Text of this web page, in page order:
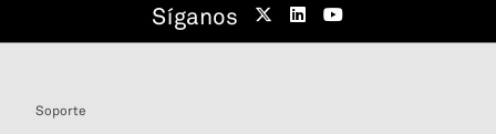
Síganos
Soporte